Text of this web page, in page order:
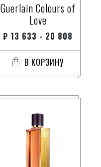
Guerlain Colours of
Love
₽ 13 633 - 20 808
В КОРЗИНУ